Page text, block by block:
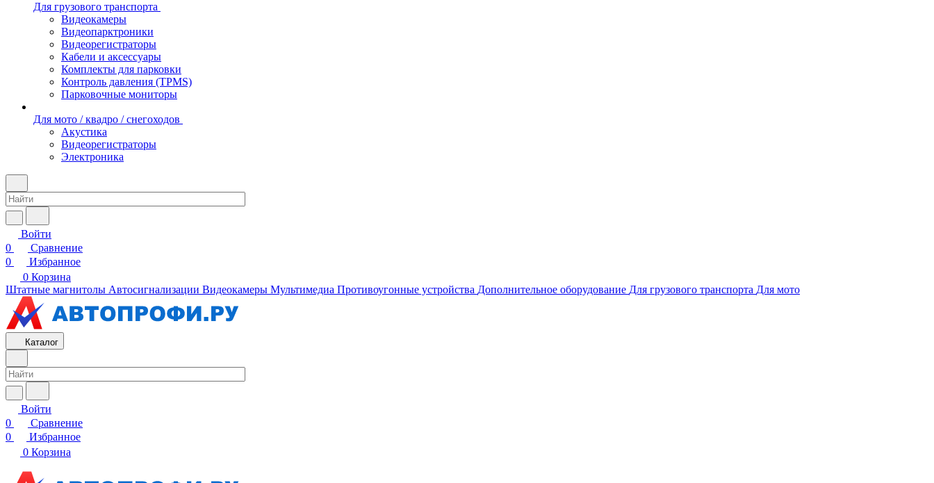
Для грузового транспорта
Видеокамеры
Видеопарктроники
Видеорегистраторы
Кабели и аксессуары
Комплекты для парковки
Контроль давления (TPMS)
Парковочные мониторы
Для мото / квадро / снегоходов
Акустика
Видеорегистраторы
Электроника
Войти
0
Сравнение
0
Избранное
0 Корзина
Штатные магнитолы Автосигнализации Видеокамеры Мультимедиа Противоугонные устройства Дополнительное оборудование Для грузового транспорта Для мото
Каталог
Войти
0
Сравнение
0
Избранное
0 Корзина